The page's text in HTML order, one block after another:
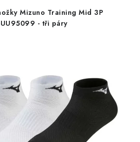
Mizuno Training Mid 3P
- tři páry